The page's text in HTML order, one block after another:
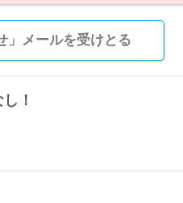
」メールを受けとる
！